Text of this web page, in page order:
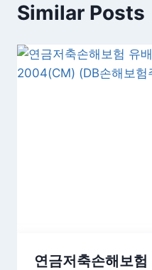
Similar Posts
연금저축손해보